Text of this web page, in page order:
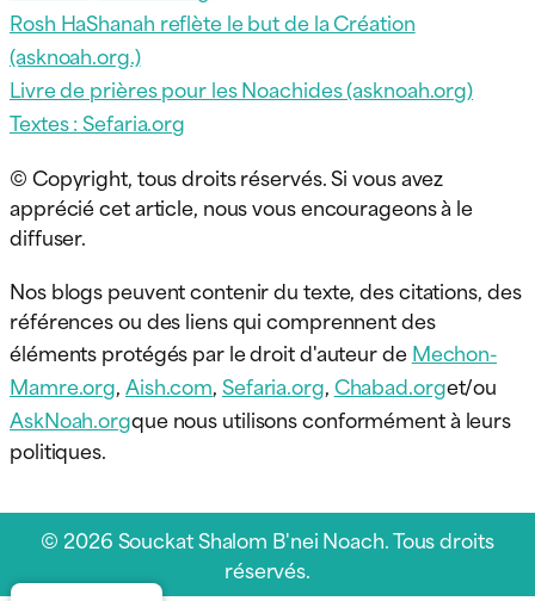
Rosh HaShanah reflète le but de la Création
(asknoah.org.)
Livre de prières pour les Noachides (asknoah.org)
Textes : Sefaria.org
© Copyright, tous droits réservés. Si vous avez
apprécié cet article, nous vous encourageons à le
diffuser.
Nos blogs peuvent contenir du texte, des citations, des
références ou des liens qui comprennent des
éléments protégés par le droit d'auteur deMechon-
Mamre.org,Aish.com,Sefaria.org,Chabad.orget/ou
AskNoah.orgque nous utilisons conformément à leurs
politiques.
© 2026 Souckat Shalom B'nei Noach. Tous droits
réservés.